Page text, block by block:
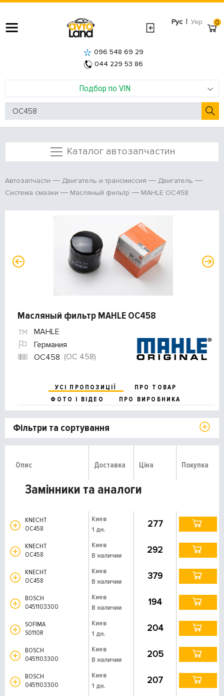
Рус | Укр
Подбор по VIN
096 548 69 29
044 229 53 86
0
Каталог автозапчастин
Автозапчасти Двигатель и трансмиссия
Двигатель
Система смазки
Масляный фильтр MAHLE OC458
Масляный фильтр MAHLE OC458
MAHLE
Германия
OC458 (OC 458)
УСІ ПРОПОЗИЦІЇ
ПРО ТОВАР
ФОТО І ВІДЕО
ПРО ВИРОБНИКА
Фільтри та сортування
Опис Доставка Ціна Покупка
Замінники та аналоги
KNECHT
OC458
Киев
1 дн.
277
KNECHT
OC458
Киев
В наличии
292
KNECHT
OC458
Киев
В наличии
379
BOSCH
0451103300
Киев
В наличии
194
SOFIMA
S0110R
Киев
1 дн.
204
BOSCH
0451103300
Киев
В наличии
205
BOSCH
0451103300
Киев
1 дн.
207